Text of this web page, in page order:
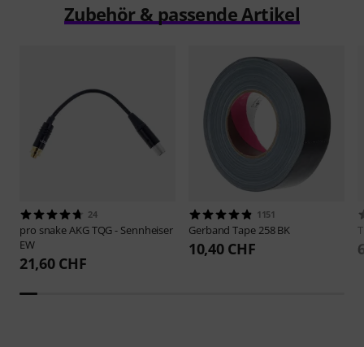
Zubehör & passende Artikel
24
pro snakeAKG TQG - Sennheiser
EW
21,60 CHF
1151
GerbandTape 258 BK
10,40 CHF